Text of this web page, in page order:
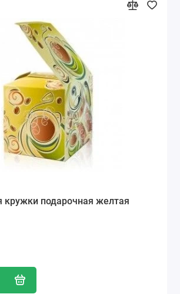
кружки подарочная желтая